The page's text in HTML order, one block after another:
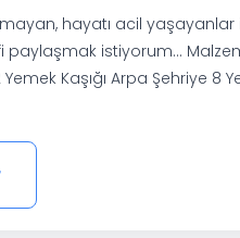
hayatı acil yaşayanlar
paylaşmak istiyorum…
Kaşığı Arpa Şehriye 8